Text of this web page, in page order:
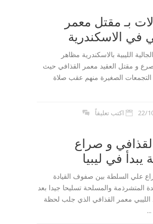
بـ مقتل معمر
في الاسكندرية
الليبية بالاسكندرية مظاهر
و مقتل العقيد معمر القذافي حيث
الصغيرة منهم عقب صلاة
22/ اكتب تعليقاً
و صراع
يبدأ في ليبيا
علي السلطة بين صفوف القيادة
المتشرذمة والمسلحة تسليحا جيدا بعد
الليبي معمر القذافي الذي جلب لحظة